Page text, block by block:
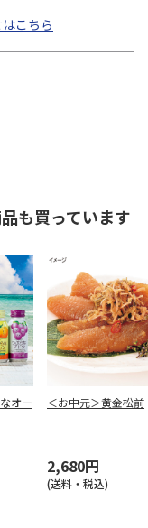
こちら
も買っています
オー
＜お中元＞黄金松前
2,680円
(送料・税込)